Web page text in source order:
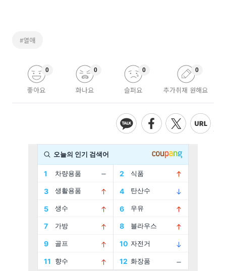
#열애
좋아요
0
화나요
0
슬퍼요
0
추가취재 원해요
0